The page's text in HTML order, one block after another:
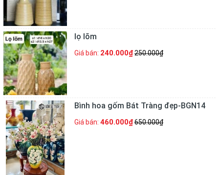
lọ lõm
Giá bán: 240.000₫250.000₫
Bình hoa gốm Bát Tràng đẹp-BGN14
Giá bán: 460.000₫650.000₫